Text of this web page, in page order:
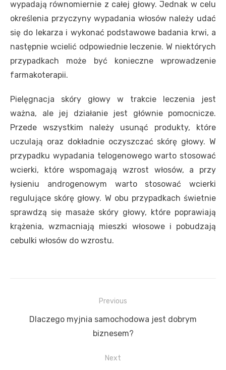
wypadają równomiernie z całej głowy. Jednak w celu
określenia przyczyny wypadania włosów należy udać
się do lekarza i wykonać podstawowe badania krwi, a
następnie wcielić odpowiednie leczenie. W niektórych
przypadkach może być konieczne wprowadzenie
farmakoterapii.
Pielęgnacja skóry głowy w trakcie leczenia jest
ważna, ale jej działanie jest głównie pomocnicze.
Przede wszystkim należy usunąć produkty, które
uczulają oraz dokładnie oczyszczać skórę głowy. W
przypadku wypadania telogenowego warto stosować
wcierki, które wspomagają wzrost włosów, a przy
łysieniu androgenowym warto stosować wcierki
regulujące skórę głowy. W obu przypadkach świetnie
sprawdzą się masaże skóry głowy, które poprawiają
krążenia, wzmacniają mieszki włosowe i pobudzają
cebulki włosów do wzrostu.
wpisu
Previous
Previous
Dlaczego myjnia samochodowa jest dobrym
biznesem?
Next